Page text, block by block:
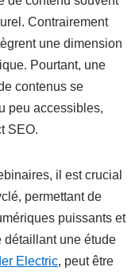
Contrairement
une dimension
Pourtant, une
contenus se
peu accessibles,
SEO.
il est crucial
permettant de
puissants et
détaillant une étude
Electric, peut être